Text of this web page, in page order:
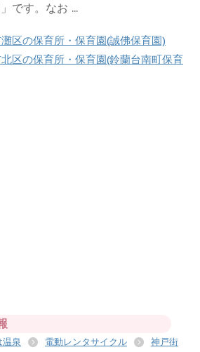
です。なお ...
区の保育所・保育園(誠佛保育園)
区の保育所・保育園(鈴蘭台南町保育
温泉 電動レンタサイクル
神戸街